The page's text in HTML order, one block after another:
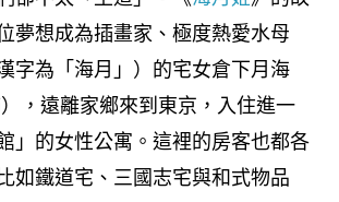
夢想成為插畫家、極度熱愛水母
字為「海月」）的宅女倉下月海
，遠離家鄉來到東京，入住進一
」的女性公寓。這裡的房客也都各
如鐵道宅、三國志宅與和式物品